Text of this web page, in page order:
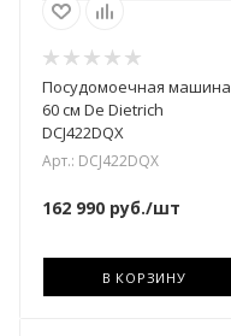
Посудомоечная машина
60 см De Dietrich
DCJ422DQX
Арт.: DCJ422DQX
162 990 руб./шт
В КОРЗИНУ